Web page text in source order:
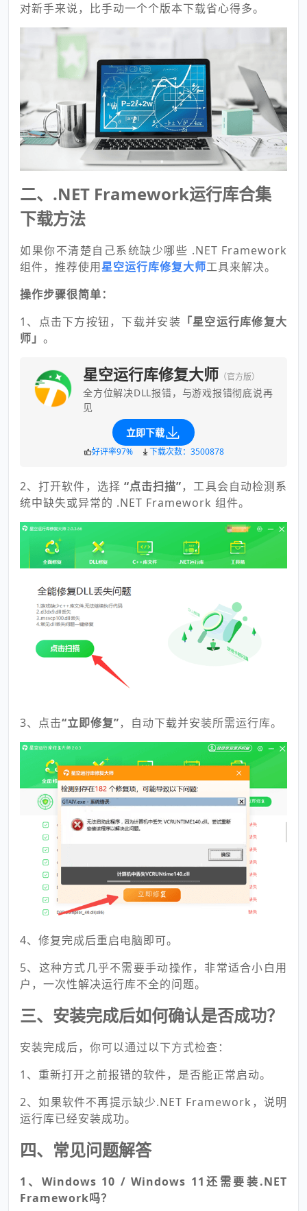
对新手来说，比手动一个个版本下载省心得多。
二、.NET Framework运行库合集
下载方法
如果你不清楚自己系统缺少哪些 .NET Framework
组件，推荐使用星空运行库修复大师工具来解决。
操作步骤很简单：
1、点击下方按钮，下载并安装 「星空运行库修复大
师」 。
星空运行库修复大师 （官方版）
全方位解决DLL报错，与游戏报错彻底说再
见
立即下载
好评率97% 下载次数：3500878
2、打开软件，选择 “点击扫描”，工具会自动检测系
统中缺失或异常的 .NET Framework 组件。
3、点击“立即修复”，自动下载并安装所需运行库。
4、修复完成后重启电脑即可。
5、这种方式几乎不需要手动操作，非常适合小白用
户，一次性解决运行库不全的问题。
三、安装完成后如何确认是否成功？
安装完成后，你可以通过以下方式检查：
1、重新打开之前报错的软件，是否能正常启动。
2、如果软件不再提示缺少.NET Framework，说明
运行库已经安装成功。
四、常见问题解答
1、Windows 10 / Windows 11还需要装.NET
Framework吗？